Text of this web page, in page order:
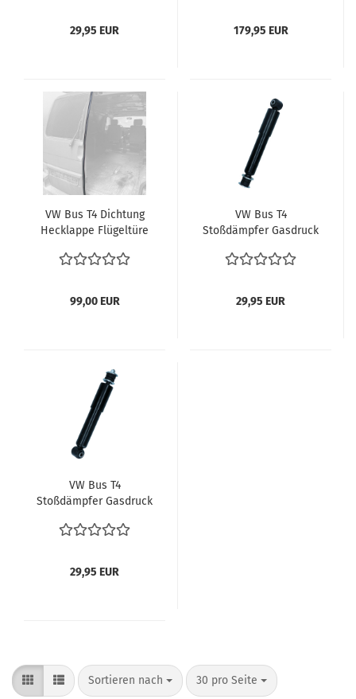
29,95 EUR
BKV – Top Qualität
179,95 EUR
VW Bus T4 Dichtung
Hecklappe Flügeltüre
99,00 EUR
VW Bus T4
Stoßdämpfer Gasdruck
Befestigungsmaterial
29,95 EUR
VW Bus T4
Stoßdämpfer Gasdruck
Befestigungsmaterial
29,95 EUR
Sortieren nach
Sortieren nach 30 pro Seite
pro Seite